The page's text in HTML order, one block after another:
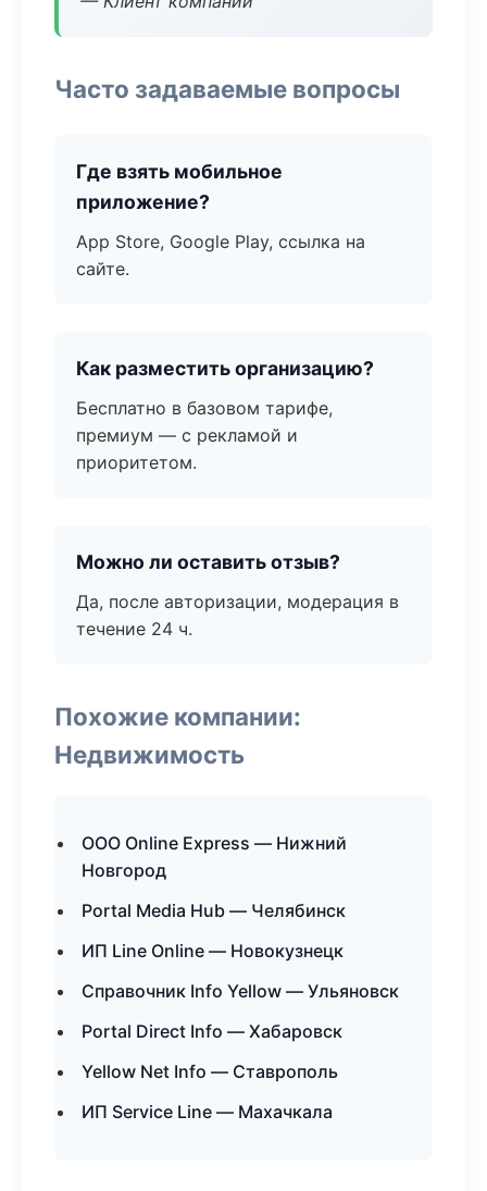
Часто задаваемые вопросы
Где взять мобильное
приложение?
App Store, Google Play, ссылка на
сайте.
Как разместить организацию?
Бесплатно в базовом тарифе,
премиум — с рекламой и
приоритетом.
Можно ли оставить отзыв?
Да, после авторизации, модерация в
течение 24 ч.
Похожие компании:
Недвижимость
ООО Online Express — Нижний
Новгород
Portal Media Hub — Челябинск
ИП Line Online — Новокузнецк
Справочник Info Yellow — Ульяновск
Portal Direct Info — Хабаровск
Yellow Net Info — Ставрополь
ИП Service Line — Махачкала